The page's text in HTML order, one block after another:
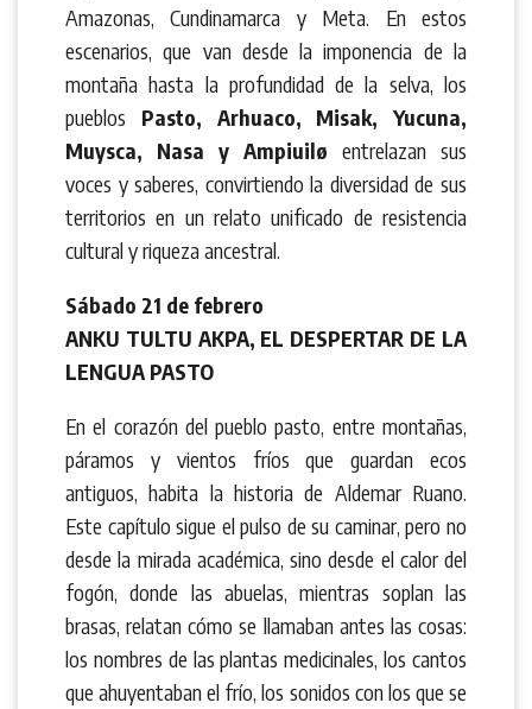
Amazonas, Cundinamarca y Meta. En estos
escenarios, que van desde la imponencia de la
montaña hasta la profundidad de la selva, los
pueblos Pasto, Arhuaco, Misak, Yucuna,
Muysca, Nasa y Ampiuilø entrelazan sus
voces y saberes, convirtiendo la diversidad de sus
territorios en un relato unificado de resistencia
cultural y riqueza ancestral.
Sábado 21 de febrero
ANKU TULTU AKPA, EL DESPERTAR DE LA
LENGUA PASTO
En el corazón del pueblo pasto, entre montañas,
páramos y vientos fríos que guardan ecos
antiguos, habita la historia de Aldemar Ruano.
Este capítulo sigue el pulso de su caminar, pero no
desde la mirada académica, sino desde el calor del
fogón, donde las abuelas, mientras soplan las
brasas, relatan cómo se llamaban antes las cosas:
los nombres de las plantas medicinales, los cantos
que ahuyentaban el frío, los sonidos con los que se